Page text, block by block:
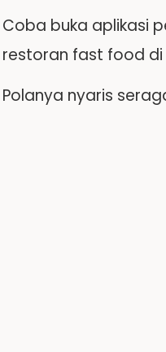
Coba buka aplikasi
restoran fast food
Polanya nyaris